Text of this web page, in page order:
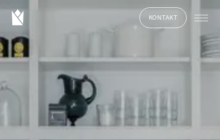
KONTAKT